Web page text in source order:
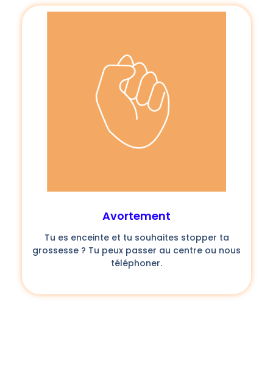
Avortement
Tu es enceinte et tu souhaites stopper ta
grossesse ? Tu peux passer au centre ou nous
téléphoner.